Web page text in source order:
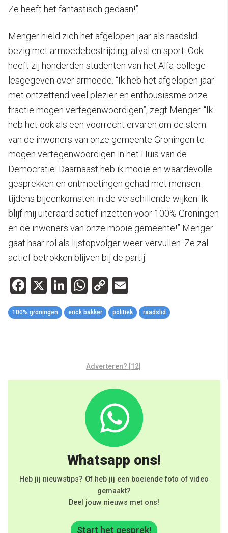
Ze heeft het fantastisch gedaan!”
Menger hield zich het afgelopen jaar als raadslid
bezig met armoedebestrijding, afval en sport. Ook
heeft zij honderden studenten van het Alfa-college
lesgegeven over armoede. “Ik heb het afgelopen jaar
met ontzettend veel plezier en enthousiasme onze
fractie mogen vertegenwoordigen”, zegt Menger. “Ik
heb het ook als een voorrecht ervaren om de stem
van de inwoners van onze gemeente Groningen te
mogen vertegenwoordigen in het Huis van de
Democratie. Daarnaast heb ik mooie en waardevolle
gesprekken en ontmoetingen gehad met mensen
tijdens bijeenkomsten in de verschillende wijken. Ik
blijf mij uiteraard actief inzetten voor 100% Groningen
en de inwoners van onze mooie gemeente!” Menger
gaat haar rol als lijstopvolger weer vervullen. Ze zal
actief betrokken blijven bij de partij.
Facebook
X LinkedIn
WhatsApp
Copy
Link
100% groningen erick bakker politiek raadslid
Adverteren? [12]
Whatsapp ons!
Heb jij nieuwstips? Of heb jij een boeiende foto of video
gemaakt?
Deel jouw nieuws met ons!
Start het gesprek!